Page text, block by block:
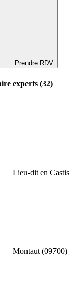
Prendre RDV
experts (32)
Lieu-dit en Castis
Montaut (09700)